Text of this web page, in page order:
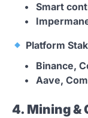
Smart
Platform
Binance,
Aave,
4. Mining &